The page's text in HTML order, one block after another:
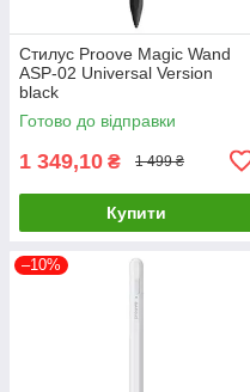
Стилус Proove Magic Wand
ASP-02 Universal Version
black
Готово до відправки
1 349,10 ₴ 1 499 ₴
Купити
–10%